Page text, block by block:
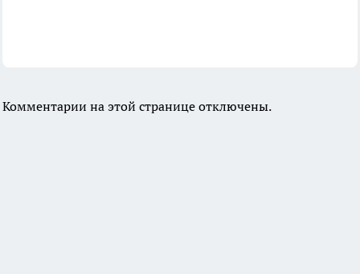
Комментарии на этой странице отключены.